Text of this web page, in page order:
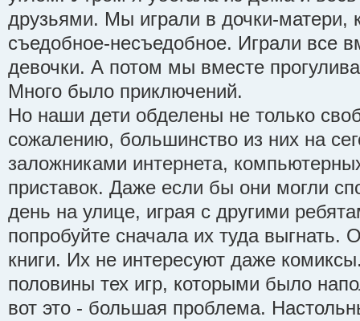
друзьями. Мы играли в дочки-матери,
съедобное-несъедобное. Играли все
девочки. А потом мы вместе
Много было приключений.
Но наши дети обделены не только
сожалению, большинство из них на
заложниками интернета,
приставок. Даже если бы они могли
день на улице, играя с другими
попробуйте сначала их туда выгнать.
книги. Их не интересуют даже
половины тех игр, которыми было
вот это - большая проблема.